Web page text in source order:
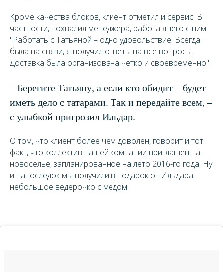
Кроме качества блоков, клиент отметил и сервис. В
частности, похвалил менеджера, работавшего с ним:
"Работать с Татьяной – одно удовольствие. Всегда
была на связи, я получил ответы на все вопросы.
Доставка была организована четко и своевременно".
– Берегите Татьяну, а если кто обидит – будет
иметь дело с татарами. Так и передайте всем, –
с улыбкой пригрозил Ильдар.
О том, что клиент более чем доволен, говорит и тот
факт, что коллектив нашей компании приглашен на
новоселье, запланированное на лето 2016-го года. Ну
и напоследок мы получили в подарок от Ильдара
небольшое ведерочко с мёдом!